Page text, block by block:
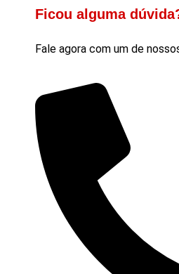
Ficou alguma
Fale agora com um de